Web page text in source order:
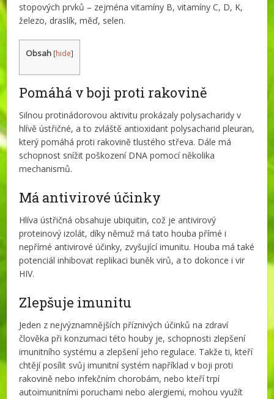
stopových prvků – zejména vitamíny B, vitamíny C, D, K,
železo, draslík, měď, selen.
Obsah [hide]
Pomáhá v boji proti rakovině
Silnou protinádorovou aktivitu prokázaly polysacharidy v
hlívě ústřičné, a to zvláště antioxidant polysacharid pleuran,
který pomáhá proti rakovině tlustého střeva. Dále má
schopnost snížit poškození DNA pomocí několika
mechanismů.
Má antivirové účinky
Hlíva ústřičná obsahuje ubiquitin, což je antivirový
proteinový izolát, díky němuž má tato houba přímé i
nepřímé antivirové účinky, zvyšující imunitu. Houba má také
potenciál inhibovat replikaci buněk virů, a to dokonce i vir
HIV.
Zlepšuje imunitu
Jeden z nejvýznamnějších příznivých účinků na zdraví
člověka při konzumaci této houby je, schopnosti zlepšení
imunitního systému a zlepšení jeho regulace. Takže ti, kteří
chtějí posílit svůj imunitní systém například v boji proti
rakovině nebo infekčním chorobám, nebo kteří trpí
autoimunitními poruchami nebo alergiemi, mohou využít